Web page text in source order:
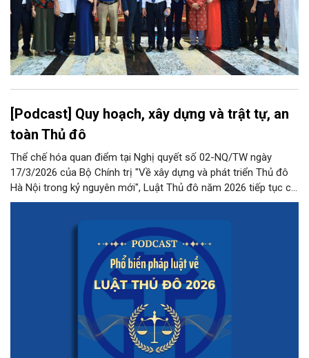
[Podcast] Quy hoạch, xây dựng và trật tự, an
toàn Thủ đô
Thể chế hóa quan điểm tại Nghị quyết số 02-NQ/TW ngày
17/3/2026 của Bộ Chính trị "Về xây dựng và phát triển Thủ đô
Hà Nội trong kỷ nguyên mới", Luật Thủ đô năm 2026 tiếp tục có
những quy định đột phá, phân quyền mạnh mẽ cho Thủ đô